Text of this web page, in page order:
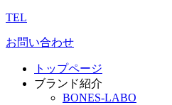
TEL
お問い合わせ
トップページ
ブランド紹介
BONES-LABO